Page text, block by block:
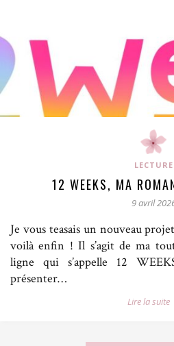
LECTURE
12 WEEKS, MA
9 avril
Je vous teasais un nouveau
voilà enfin ! Il s’agit de ma
ligne qui s’appelle 12
présenter…
Lire la suite